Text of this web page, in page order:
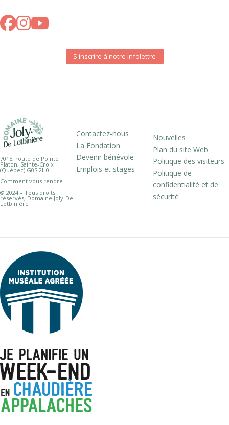
S'inscrire à notre infolettre
7015, route de Pointe
Platon, Sainte-Croix
(Québec) G0S 2H0
Comment vous rendre
© 2024 – Tous droits
réservés, Domaine Joly-De
Lotbinière
Contactez-nous
La Fondation
Devenir bénévole
Emplois et stages
Nouvelles
Plan du site Web
Politique des visiteurs
Politique de
confidentialité et de
sécurité